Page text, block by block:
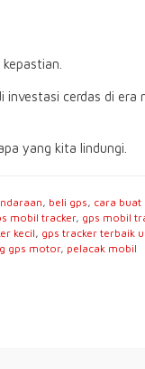
investasi cerdas di era
yang kita lindungi.
, beli gps, cara
mobil tracker, gps mobil
kecil, gps tracker terbaik
gps motor, pelacak mobil